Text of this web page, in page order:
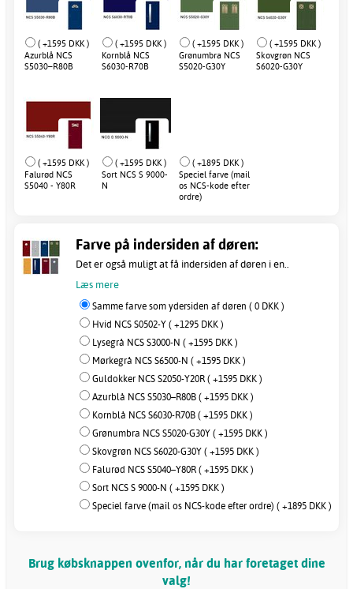
( +1595 DKK )
Azurblå NCS
S5030–R80B
( +1595 DKK )
Kornblå NCS
S6030-R70B
( +1595 DKK )
Grønumbra NCS
S5020-G30Y
( +1595 DKK )
Skovgrøn NCS
S6020-G30Y
( +1595 DKK )
Falurød NCS
S5040 - Y80R
( +1595 DKK )
Sort NCS S 9000-
N
( +1895 DKK )
Speciel farve (mail
os NCS-kode efter
ordre)
Farve på indersiden af døren:
Det er også muligt at få indersiden af døren i en..
Læs mere
Samme farve som ydersiden af døren ( 0 DKK )
Hvid NCS S0502-Y ( +1295 DKK )
Lysegrå NCS S3000-N ( +1595 DKK )
Mørkegrå NCS S6500-N ( +1595 DKK )
Guldokker NCS S2050-Y20R ( +1595 DKK )
Azurblå NCS S5030–R80B ( +1595 DKK )
Kornblå NCS S6030-R70B ( +1595 DKK )
Grønumbra NCS S5020-G30Y ( +1595 DKK )
Skovgrøn NCS S6020-G30Y ( +1595 DKK )
Falurød NCS S5040–Y80R ( +1595 DKK )
Sort NCS S 9000-N ( +1595 DKK )
Speciel farve (mail os NCS-kode efter ordre) ( +1895 DKK )
Brug købsknappen ovenfor, når du har foretaget dine
valg!